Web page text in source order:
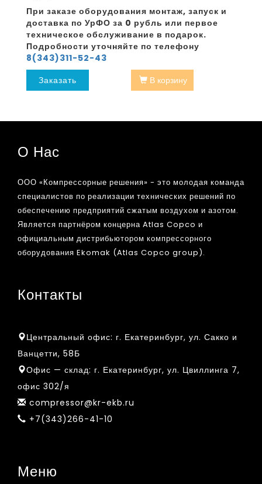
При заказе оборудования монтаж, запуск и
доставка по УрФО за 0 рубль или первое
техническое обслуживание в подарок.
Подробности уточняйте по телефону
8(343)311-52-43
Заказать
В корзину
О Нас
ООО «Компрессорные решения» - это молодая команда
специалистов по реализации технических решений по
обеспечению предприятий сжатым воздухом и азотом.
Является партнёром концерна Atlas Copco и
официальным дистрибьютором компрессорного
оборудования Ekomak (Atlas Copco group).
Контакты
Центральный офис: г. Екатеринбург, ул. Сакко и
Ванцетти, 58Б
Офис — склад: г. Екатеринбург, ул. Цвиллинга 7,
офис 302/я
compressor@kr-ekb.ru
+7(343)266-41-10
Меню